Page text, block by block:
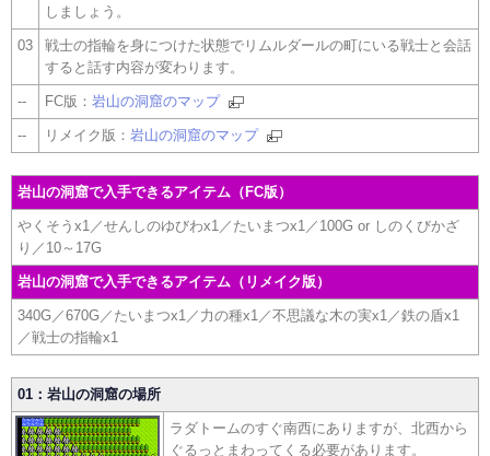
しましょう。
03
戦士の指輪を身につけた状態でリムルダールの町にいる戦士と会話
すると話す内容が変わります。
-- FC版： 岩山の洞窟のマップ
-- リメイク版： 岩山の洞窟のマップ
岩山の洞窟で入手できるアイテム（FC版）
やくそうx1／せんしのゆびわx1／たいまつx1／100G or しのくびかざ
り／10～17G
岩山の洞窟で入手できるアイテム（リメイク版）
340G／670G／たいまつx1／力の種x1／不思議な木の実x1／鉄の盾x1
／戦士の指輪x1
01：岩山の洞窟の場所
ラダトームのすぐ南西にありますが、北西から
ぐるっとまわってくる必要があります。